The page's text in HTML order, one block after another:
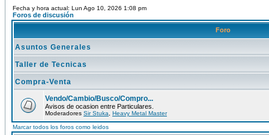
Fecha y hora actual: Lun Ago 10, 2026 1:08 pm
Foros de discusión
Foro
Asuntos Generales
Taller de Tecnicas
Compra-Venta
Vendo/Cambio/Busco/Compro...
Avisos de ocasion entre Particulares.
Moderadores Sir Stuka Heavy Metal Master
Marcar todos los foros como leidos